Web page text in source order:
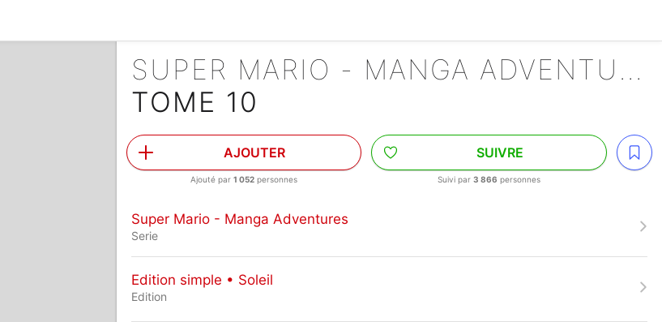
SUPER MARIO - MANGA ADVENTURES
TOME 10
AJOUTER
Ajouté par1 052 personnes
SUIVRE
Suivi par3 866 personnes
Super Mario - Manga Adventures
Serie
Edition simple • Soleil
Edition